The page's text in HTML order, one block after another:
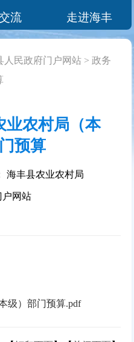
流 走进海丰
人民政府门户网站 >政务
业农村局（本
预算
海丰县农业农村局
户网站
级）部门预算.pdf